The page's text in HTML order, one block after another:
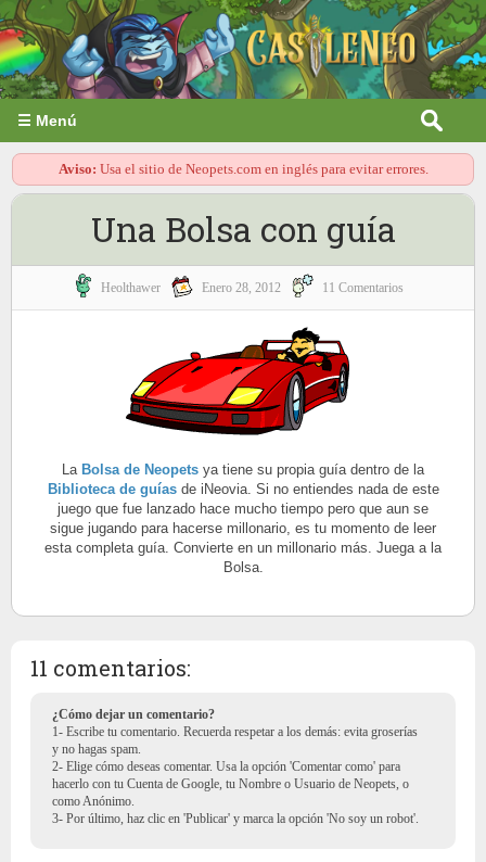
☰ Menú
Aviso: Usa el sitio de Neopets.com en inglés para evitar errores.
Una Bolsa con guía
Heolthawer Enero 28, 2012 11 Comentarios
La Bolsa de Neopets ya tiene su propia guía dentro de la
Biblioteca de guíasde iNeovia. Si no entiendes nada de este
juego que fue lanzado hace mucho tiempo pero que aun se
sigue jugando para hacerse millonario, es tu momento de leer
esta completa guía. Convierte en un millonario más. Juega a la
Bolsa.
11 comentarios:
¿Cómo dejar un comentario?
1- Escribe tu comentario. Recuerda respetar a los demás: evita groserías
y no hagas spam.
2- Elige cómo deseas comentar. Usa la opción 'Comentar como' para
hacerlo con tu Cuenta de Google, tu Nombre o Usuario de Neopets, o
como Anónimo.
3- Por último, haz clic en 'Publicar' y marca la opción 'No soy un robot'.